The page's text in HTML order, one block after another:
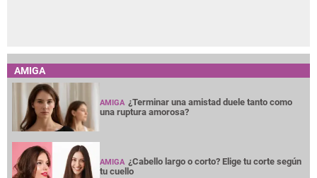
AMIGA
AMIGA ¿Terminar una amistad duele tanto como
una ruptura amorosa?
AMIGA ¿Cabello largo o corto? Elige tu corte según
tu cuello